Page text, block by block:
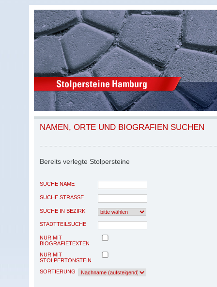
NAMEN, ORTE UND BIOGRAFIEN SUCHEN
Bereits verlegte Stolpersteine
SUCHE NAME
SUCHE STRASSE
SUCHE IN BEZIRK
STADTTEILSUCHE
NUR MIT
BIOGRAFIETEXTEN
NUR MIT
STOLPERTONSTEIN
SORTIERUNG